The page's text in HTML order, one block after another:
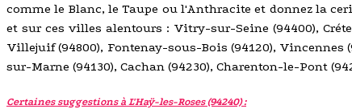
comme le Blanc, le Taupe ou l'Anthracite et donnez la
et sur ces villes alentours : Vitry-sur-Seine (94400),
Villejuif (94800), Fontenay-sous-Bois (94120), Vincennes
sur-Marne (94130), Cachan (94230), Charenton-le-Pont
Certaines suggestions à L'Haÿ-les-Roses (94240) :